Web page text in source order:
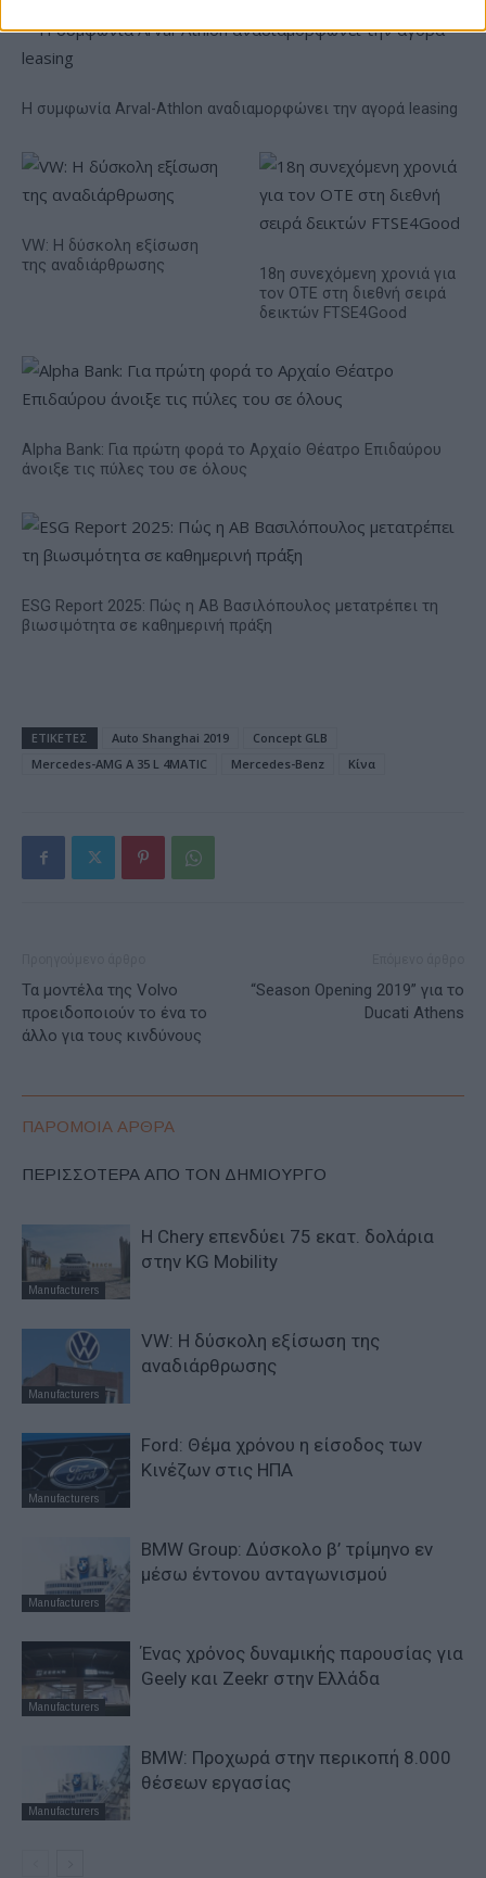
Η συμφωνία Arval-Athlon αναδιαμορφώνει την αγορά leasing
VW: Η δύσκολη εξίσωση
της αναδιάρθρωσης
18η συνεχόμενη χρονιά για
τον ΟΤΕ στη διεθνή σειρά
δεικτών FTSE4Good
Alpha Bank: Για πρώτη φορά το Αρχαίο Θέατρο Επιδαύρου
άνοιξε τις πύλες του σε όλους
ESG Report 2025: Πώς η ΑΒ Βασιλόπουλος μετατρέπει τη
βιωσιμότητα σε καθημερινή πράξη
ΕΤΙΚΕΤΕΣ Auto Shanghai 2019
Concept GLB
Mercedes-AMG A 35 L 4MATIC
Mercedes-Benz Κίνα
Τα μοντέλα της Volvo
προειδοποιούν το ένα το
άλλο για τους κινδύνους
“Season Opening 2019” για το
Ducati Athens
ΠΑΡΟΜΟΙΑ ΑΡΘΡΑ
ΠΕΡΙΣΣΟΤΕΡΑ ΑΠΟ ΤΟΝ ΔΗΜΙΟΥΡΓΟ
Manufacturers
Η Chery επενδύει 75 εκατ. δολάρια
στην KG Mobility
Manufacturers
VW: Η δύσκολη εξίσωση της
αναδιάρθρωσης
Manufacturers
Ford: Θέμα χρόνου η είσοδος των
Κινέζων στις ΗΠΑ
Manufacturers
BMW Group: Δύσκολο β’ τρίμηνο εν
μέσω έντονου ανταγωνισμού
Manufacturers
Ένας χρόνος δυναμικής παρουσίας για
Geely και Zeekr στην Ελλάδα
Manufacturers
BMW: Προχωρά στην περικοπή 8.000
θέσεων εργασίας